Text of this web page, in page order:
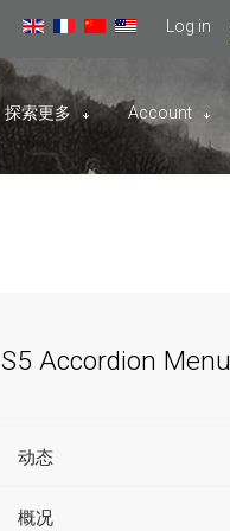
Log in
探索更多 Account
S5Accordion Menu
动态
概况